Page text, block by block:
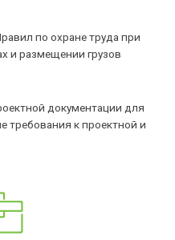
по охране труда при
и размещении грузов
документации для
требования к проектной и